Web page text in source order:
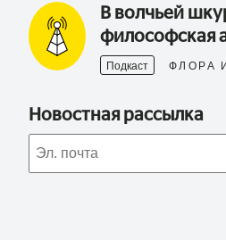
В волчьей
философская
Подкаст ФЛОРА
Новостная рассылка